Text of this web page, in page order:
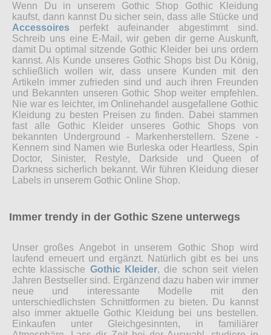
Wenn Du in unserem Gothic Shop Gothic Kleidung
kaufst, dann kannst Du sicher sein, dass alle Stücke und
Accessoires perfekt aufeinander abgestimmt sind.
Schreib uns eine E-Mail, wir geben dir gerne Auskunft,
damit Du optimal sitzende Gothic Kleider bei uns ordern
kannst. Als Kunde unseres Gothic Shops bist Du König,
schließlich wollen wir, dass unsere Kunden mit den
Artikeln immer zufrieden sind und auch ihren Freunden
und Bekannten unseren Gothic Shop weiter empfehlen.
Nie war es leichter, im Onlinehandel ausgefallene Gothic
Kleidung zu besten Preisen zu finden. Dabei stammen
fast alle Gothic Kleider unseres Gothic Shops von
bekannten Underground - Markenherstellern. Szene -
Kennern sind Namen wie Burleska oder Heartless, Spin
Doctor, Sinister, Restyle, Darkside und Queen of
Darkness sicherlich bekannt. Wir führen Kleidung dieser
Labels in unserem Gothic Online Shop.
Immer trendy in der Gothic Szene unterwegs
Unser großes Angebot in unserem Gothic Shop wird
laufend erneuert und ergänzt. Natürlich gibt es bei uns
echte klassische Gothic Kleider, die schon seit vielen
Jahren Bestseller sind. Ergänzend dazu haben wir immer
neue und interessante Modelle mit den
unterschiedlichsten Schnittformen zu bieten. Du kannst
also immer aktuelle Gothic Kleidung bei uns bestellen.
Einkaufen unter Gleichgesinnten, in familiärer